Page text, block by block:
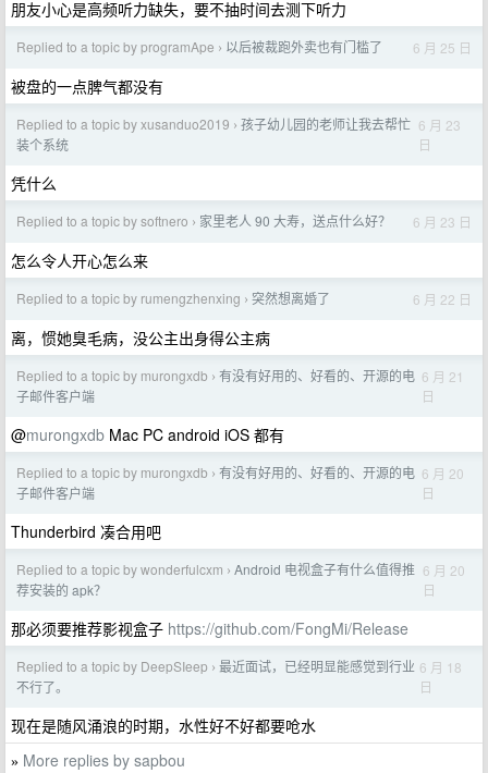
朋友小心是高频听力缺失，要不抽时间去测下听力
Replied to a topic by programApe › 以后被裁跑外卖也有门槛了 6 月 25 日
被盘的一点脾气都没有
Replied to a topic by xusanduo2019 › 孩子幼儿园的老师让我去帮忙
装个系统
6 月 23
日
凭什么
Replied to a topic by softnero › 家里老人 90 大寿，送点什么好？ 6 月 23 日
怎么令人开心怎么来
Replied to a topic by rumengzhenxing › 突然想离婚了 6 月 22 日
离，惯她臭毛病，没公主出身得公主病
Replied to a topic by murongxdb › 有没有好用的、好看的、开源的电
子邮件客户端
6 月 21
日
@murongxdb Mac PC android iOS 都有
Replied to a topic by murongxdb › 有没有好用的、好看的、开源的电
子邮件客户端
6 月 20
日
Thunderbird 凑合用吧
Replied to a topic by wonderfulcxm › Android 电视盒子有什么值得推
荐安装的 apk？
6 月 20
日
那必须要推荐影视盒子 https://github.com/FongMi/Release
Replied to a topic by DeepSIeep › 最近面试，已经明显能感觉到行业
不行了。
6 月 18
日
现在是随风涌浪的时期，水性好不好都要呛水
» More replies by sapbou